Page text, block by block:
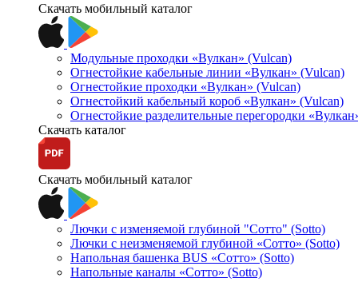
Скачать мобильный каталог
Модульные проходки «Вулкан» (Vulcan)
Огнестойкие кабельные линии «Вулкан» (Vulcan)
Огнестойкие проходки «Вулкан» (Vulcan)
Огнестойкий кабельный короб «Вулкан» (Vulcan)
Огнестойкие разделительные перегородки
Скачать каталог
Скачать мобильный каталог
Лючки с изменяемой глубиной "Сотто" (Sotto)
Лючки с неизменяемой глубиной «Сотто» (Sotto)
Напольная башенка BUS «Сотто» (Sotto)
Напольные каналы «Сотто» (Sotto)